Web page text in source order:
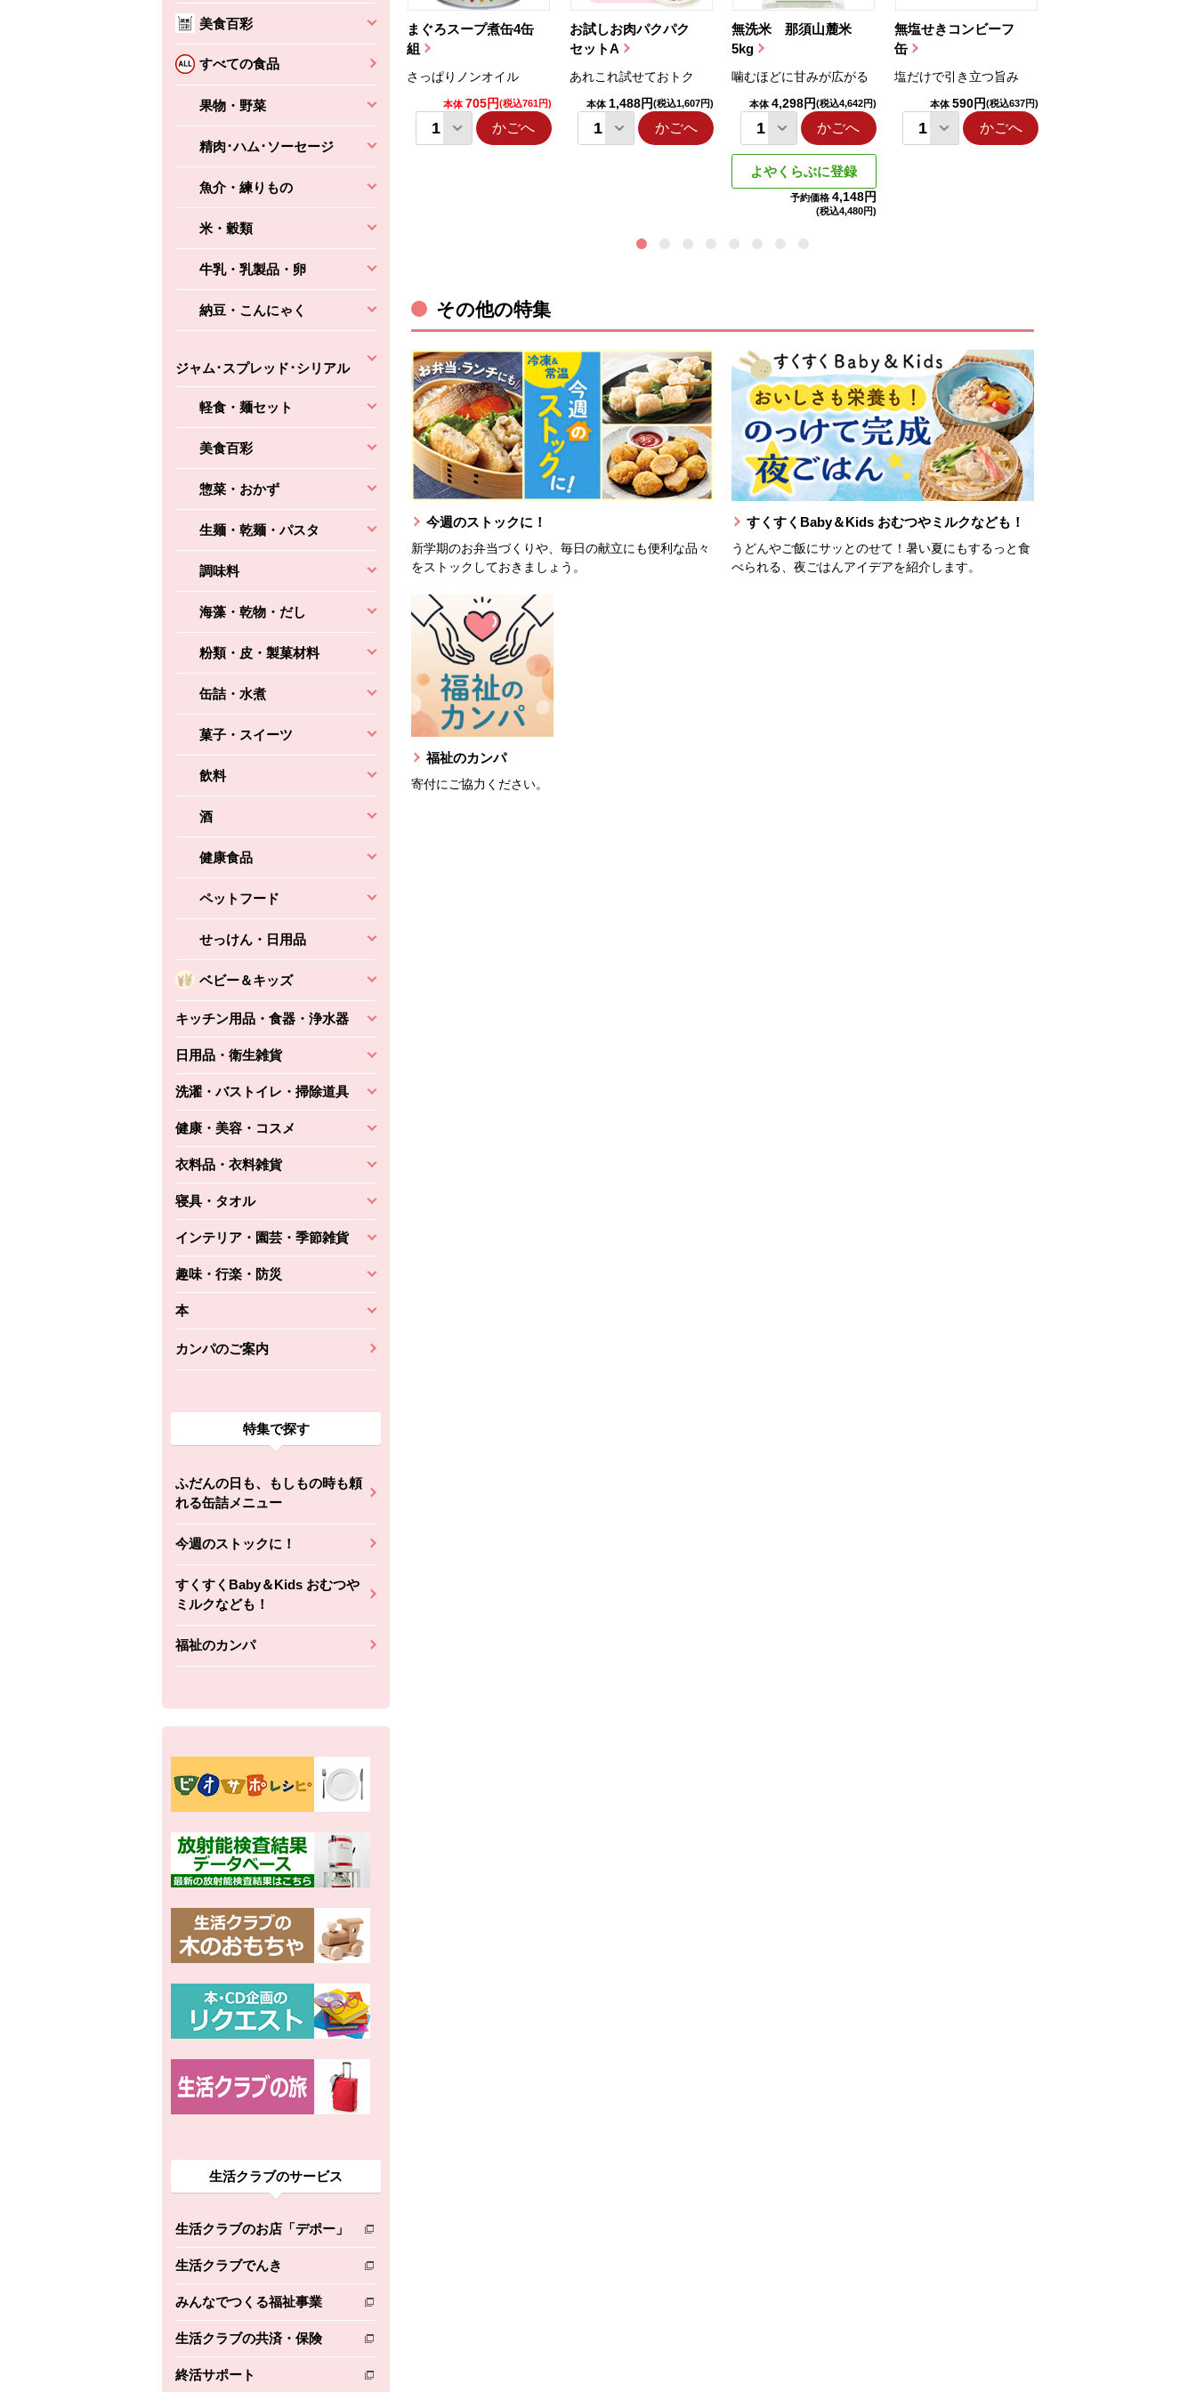
美食百彩
すべての食品
果物・野菜
精肉･ハム･ソーセージ
魚介・練りもの
米・穀類
牛乳・乳製品・卵
納豆・こんにゃく
ジャム･スプレッド･シリアル
軽食・麺セット
美食百彩
惣菜・おかず
生麺・乾麺・パスタ
調味料
海藻・乾物・だし
粉類・皮・製菓材料
缶詰・水煮
菓子・スイーツ
飲料
酒
健康食品
ペットフード
せっけん・日用品
ベビー＆キッズ
キッチン用品・食器・浄水器
日用品・衛生雑貨
洗濯・バストイレ・掃除道具
健康・美容・コスメ
衣料品・衣料雑貨
寝具・タオル
インテリア・園芸・季節雑貨
趣味・行楽・防災
本
カンパのご案内
特集で探す
ふだんの日も、もしもの時も頼
れる缶詰メニュー
今週のストックに！
すくすくBaby＆Kids おむつや
ミルクなども！
福祉のカンパ
生活クラブのサービス
生活クラブのお店「デポー」
別のウィンドウで開きます。
生活クラブでんき
別のウィンドウで開きます。
みんなでつくる福祉事業
別のウィンドウで開きます。
生活クラブの共済・保険
別のウィンドウで開きます。
終活サポート
別のウィンドウで開きます。
まぐろスープ煮缶4缶
組
さっぱりノンオイル
本体 705円(税込761円)
かごへ
お試しお肉パクパク
セットA
あれこれ試せておトク
本体 1,488円(税込1,607円)
かごへ
無洗米 那須山麓米
5kg
噛むほどに甘みが広がる
本体 4,298円(税込4,642円)
かごへ
よやくらぶに登録
予約価格 4,148円
(税込4,480円)
無塩せきコンビーフ
缶
塩だけで引き立つ旨み
本体 590円(税込637円)
かごへ
ちょこっと揚げ（香
えびの風味がぶわっ！
(税込356円)
かごへ
バルサミコ
コク深くフルーティー
本体2,160円(税込2,333円)
かごへ
その他の特集
今週のストックに！
新学期のお弁当づくりや、毎日の献立にも便利な品々
をストックしておきましょう。
すくすくBaby＆Kids おむつやミルクなども！
うどんやご飯にサッとのせて！暑い夏にもするっと食
べられる、夜ごはんアイデアを紹介します。
福祉のカンパ
寄付にご協力ください。